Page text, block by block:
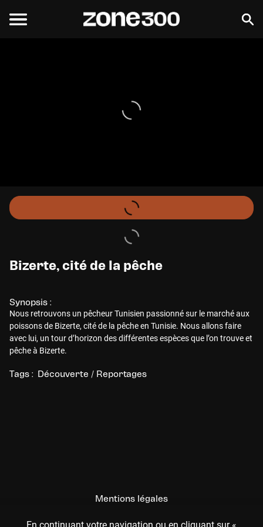
Bizerte, cité de la pêche
Synopsis :
Nous retrouvons un pêcheur Tunisien passionné sur le marché aux
poissons de Bizerte, cité de la pêche en Tunisie. Nous allons faire
avec lui, un tour d’horizon des différentes espèces que l’on trouve et
pêche à Bizerte.
Tags : Découverte / Reportages
Mentions légales